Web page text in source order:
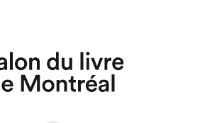
Que cherchez-vous?